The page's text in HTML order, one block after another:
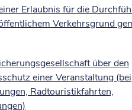
Erlaubnis für die
Verkehrsgrund
über den
einer Veranstaltung (bei
Radtouristikfahrten,